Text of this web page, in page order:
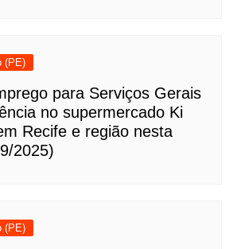
(PE)
para Serviços Gerais
no supermercado Ki
Recife e região nesta
2025)
(PE)